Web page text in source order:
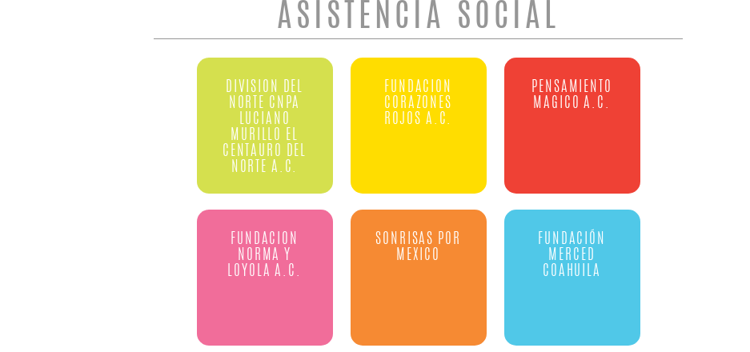
ASISTENCIA SOCIAL
DIVISION DEL
NORTE CNPA
LUCIANO
MURILLO EL
CENTAURO DEL
NORTE A.C.
FUNDACION
CORAZONES
ROJOS A.C.
PENSAMIENTO
MAGICO A.C.
FUNDACION
NORMA Y
LOYOLA A.C.
SONRISAS POR
MEXICO
FUNDACIÓN
MERCED
COAHUILA